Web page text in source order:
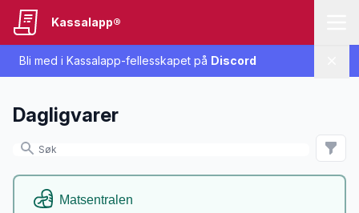
Bli med i Kassalapp-fellesskapet på Discord
Kassalapp®
Dagligvarer